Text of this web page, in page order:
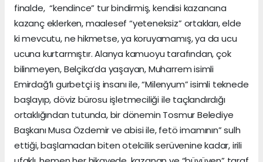
finalde, “kendince” tur bindirmiş, kendisi kazancına
kazanç eklerken, maalesef “yeteneksiz” ortakları, elde
ki mevcutu, ne hikmetse, ya koruyamamış, ya da ucu
ucuna kurtarmıştır. Alanya kamuoyu tarafından, çok
bilinmeyen, Belçika’da yaşayan, Muharrem isimli
Emirdağ’lı gurbetçi iş insanı ile, “Milenyum” isimli teknede
başlayıp, döviz bürosu işletmeciliği ile taçlandırdığı
ortaklığından tutunda, bir dönemin Tosmur Belediye
Başkanı Musa Özdemir ve abisi ile, fetö imamının” sulh
ettiği, başlamadan biten otelcilik serüvenine kadar, irili